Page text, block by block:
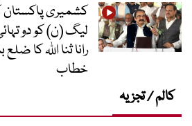
کشمیری
لیگ (ن) کو دو
رانا ثنا اللہ کا
خطاب
کالم / تجزیہ